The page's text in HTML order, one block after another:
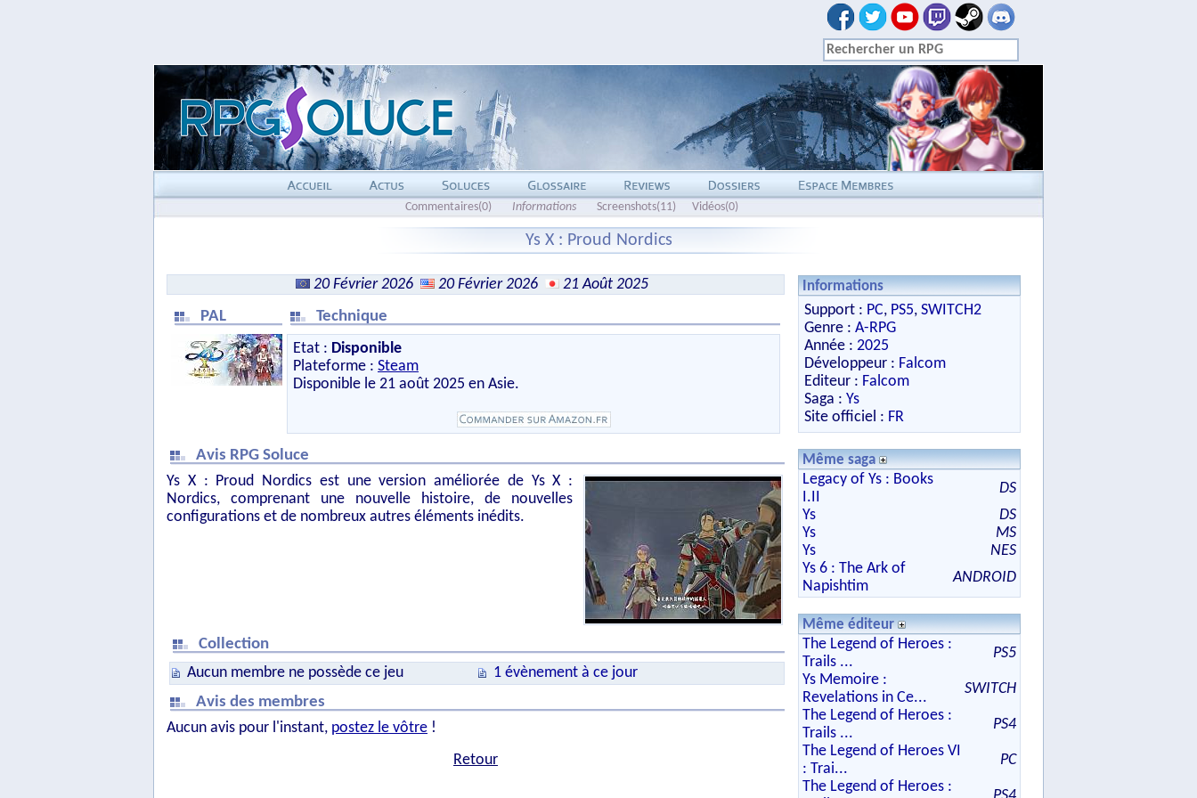
Commentaires(0) Informations Screenshots(11) Vidéos(0)
Ys X : Proud Nordics
20 Février 2026 20 Février 2026
21 Août 2025
PAL
Technique
Etat : Disponible
Plateforme : Steam
Disponible le 21 août 2025 en Asie.
Avis RPG Soluce
Ys X : Proud Nordics est une version améliorée de Ys X :
Nordics, comprenant une nouvelle histoire, de nouvelles
configurations et de nombreux autres éléments inédits.
Collection
Aucun membre ne possède ce jeu
1 évènement à ce jour
Avis des membres
Aucun avis pour l'instant, postez le vôtre !
Retour
Informations
Support : PC, PS5, SWITCH2
Genre : A-RPG
Année : 2025
Développeur : Falcom
Editeur : Falcom
Saga : Ys
Site officiel : FR
Même saga
Legacy of Ys : Books
I.II
DS
Ys
DS
Ys
MS
Ys
NES
Ys 6 : The Ark of
Napishtim
ANDROID
Même éditeur
The Legend of Heroes :
Trails ...
PS5
Ys Memoire :
Revelations in Ce...
SWITCH
The Legend of Heroes :
Trails ...
PS4
The Legend of Heroes VI
: Trai...
PC
The Legend of Heroes :